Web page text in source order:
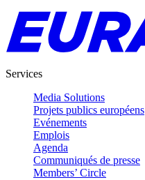
Services
Media Solutions
Projets publics européens
Evénements
Emplois
Agenda
Communiqués de presse
Members’ Circle